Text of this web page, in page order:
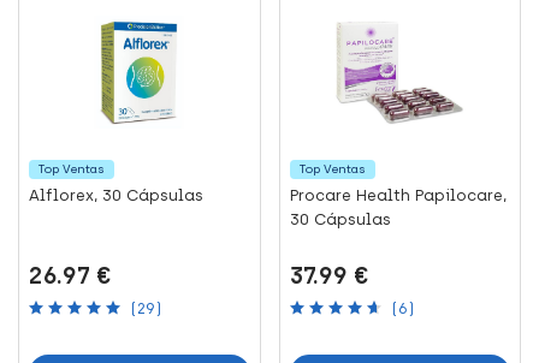
Top Ventas
Alflorex, 30 Cápsulas
26.97 €
(29)
Top Ventas
Procare Health Papilocare,
30 Cápsulas
37.99 €
(6)